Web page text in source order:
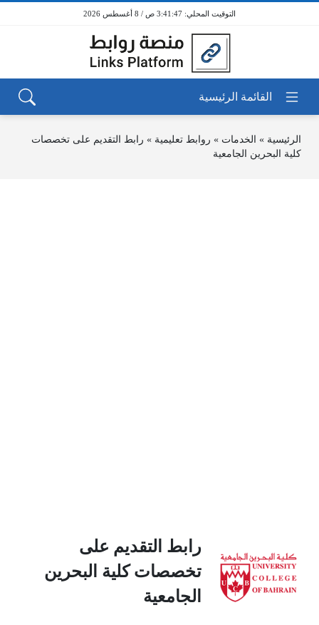
3:41:47 ص / 8 أغسطس 2026
الرئيسية » الخدمات » روابط تعليمية » رابط التقديم على تخصصات
كلية البحرين الجامعية
رابط التقديم على
تخصصات كلية البحرين
الجامعية